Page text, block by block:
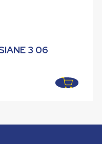
3 06